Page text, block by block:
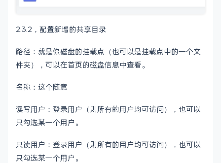
2.3.2，配置新增的共享目录
路径：就是你磁盘的挂载点（也可以是挂载点中的一个文
件夹），可以在首页的磁盘信息中查看。
名称：这个随意
读写用户：登录用户（则所有的用户均可访问），也可以
只勾选某一个用户。
只读用户：登录用户（则所有的用户均可访问），也可以
只勾选某一个用户。